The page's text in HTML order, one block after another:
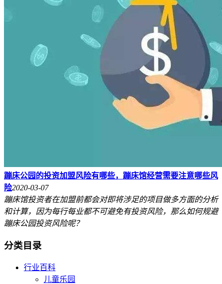
蹦床公园的投资加盟风险有哪些，蹦床馆经营需要注意哪些风
险2020-03-07
蹦床馆投资者在加盟前都会对即将涉足的项目做多方面的分析
和计算，因为每行每业都不可避免有投资风险，那么如何规避
蹦床公园投资风险呢？
分类目录
行业百科
儿童乐园